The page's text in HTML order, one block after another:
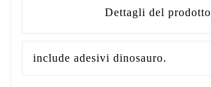
Dettagli del prodotto
include adesivi dinosauro.